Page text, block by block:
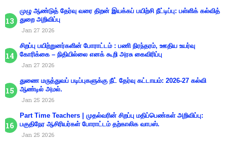
முழு ஆண்டுத் தேர்வு வரை திறன் இயக்கப் பயிற்சி நீட்டிப்பு: பள்ளிக் கல்வித்
துறை அறிவிப்பு
Jan 27 2026
சிறப்பு பயிற்றுனர்களின் போராட்டம் : பணி நிரந்தரம், ஊதிய உயர்வு
கோரிக்கை – நிதியில்லை எனக் கூறி அரசு கைவிரிப்பு
Jan 27 2026
துணை மருத்துவப் படிப்புகளுக்கு நீட் தேர்வு கட்டாயம்: 2026-27 கல்வி
ஆண்டில் அமல்.
Jan 25 2026
Part Time Teachers | முதல்வரின் சிறப்பு மதிப்பெண்கள் அறிவிப்பு:
பகுதிநேர ஆசிரியர்கள் போராட்டம் தற்காலிக வாபஸ்.
Jan 25 2026